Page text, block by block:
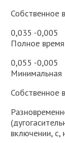
Собственное
0,035 -0,005
Полное
0,055 -0,005
Минимальная
Собственное
включении, с,